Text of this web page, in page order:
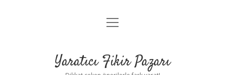
Anasayfa
Yasal Uyarı
menüyü
Yaratıcı Fikir Pazarı